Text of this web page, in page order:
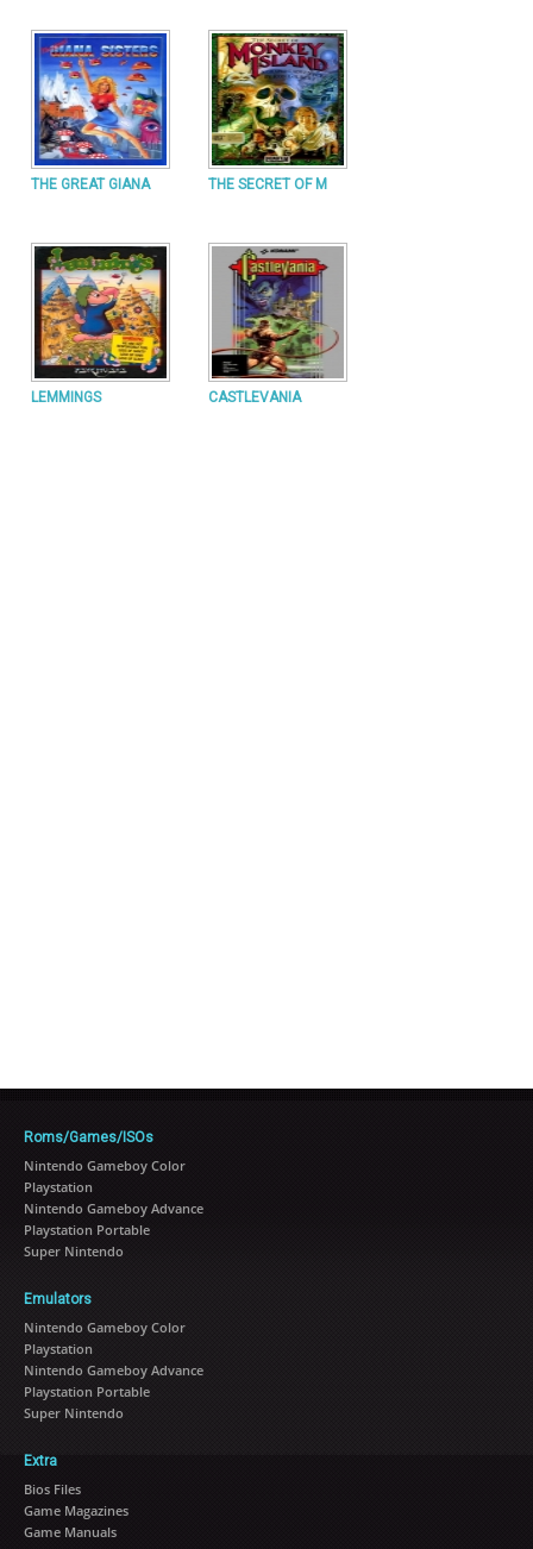
THE GREAT GIANA THE SECRET OF M
LEMMINGS CASTLEVANIA
Roms/Games/ISOs
Nintendo Gameboy Color
Playstation
Nintendo Gameboy Advance
Playstation Portable
Super Nintendo
Emulators
Nintendo Gameboy Color
Playstation
Nintendo Gameboy Advance
Playstation Portable
Super Nintendo
Extra
Bios Files
Game Magazines
Game Manuals